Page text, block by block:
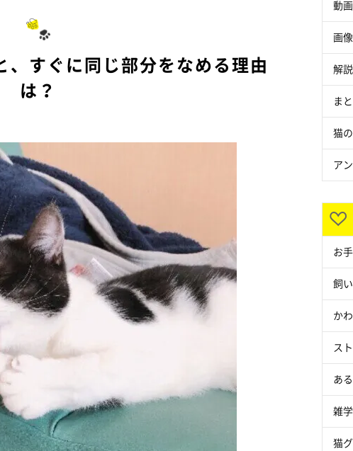
すぐに同じ部分をなめる理由
は？
動画
画像
解説
ま
猫
ア
お
飼
か
ス
あ
雑
猫